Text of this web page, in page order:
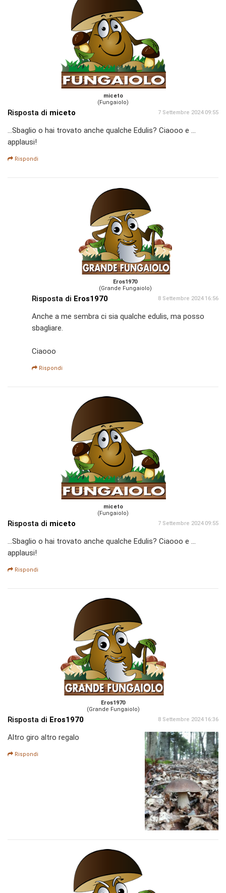
miceto
(Fungaiolo)
Risposta di miceto 7 Settembre 2024 09:55
...Sbaglio o hai trovato anche qualche Edulis? Ciaooo e ...
applausi!
Rispondi
Eros1970
(Grande Fungaiolo)
Risposta di Eros1970 8 Settembre 2024 16:56
Anche a me sembra ci sia qualche edulis, ma posso
sbagliare.
Ciaooo
Rispondi
miceto
(Fungaiolo)
Risposta di miceto 7 Settembre 2024 09:55
...Sbaglio o hai trovato anche qualche Edulis? Ciaooo e ...
applausi!
Rispondi
Eros1970
(Grande Fungaiolo)
Risposta di Eros1970 8 Settembre 2024 16:36
Altro giro altro regalo
Rispondi